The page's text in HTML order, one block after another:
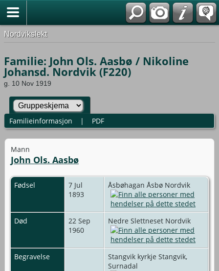
Nordvikslekt
Familie: John Ols. Aasbø / Nikoline
Johansd. Nordvik (F220)
g. 10 Nov 1919
Familieinformasjon | PDF
Mann
John Ols. Aasbø
Fødsel
7 Jul
1893
Åsbøhagan Åsbø Nordvik
Død
22 Sep
1960
Nedre Slettneset Nordvik
Begravelse
Stangvik kyrkje Stangvik,
Surnadal